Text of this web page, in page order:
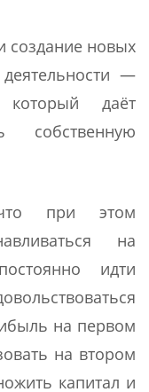
новых
—
даёт
собственную
при этом
на
идти
на первом
на втором
капитал и